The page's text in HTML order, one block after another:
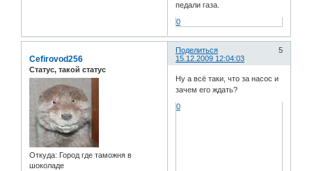
педали газа.
0
Поделиться
5
15.12.2009 12:04:03
Cefirovod256
Статус, такой статус
Откуда: Город где таможня в
шоколаде
Ну а всё таки, что за насос и
зачем его ждать?
0